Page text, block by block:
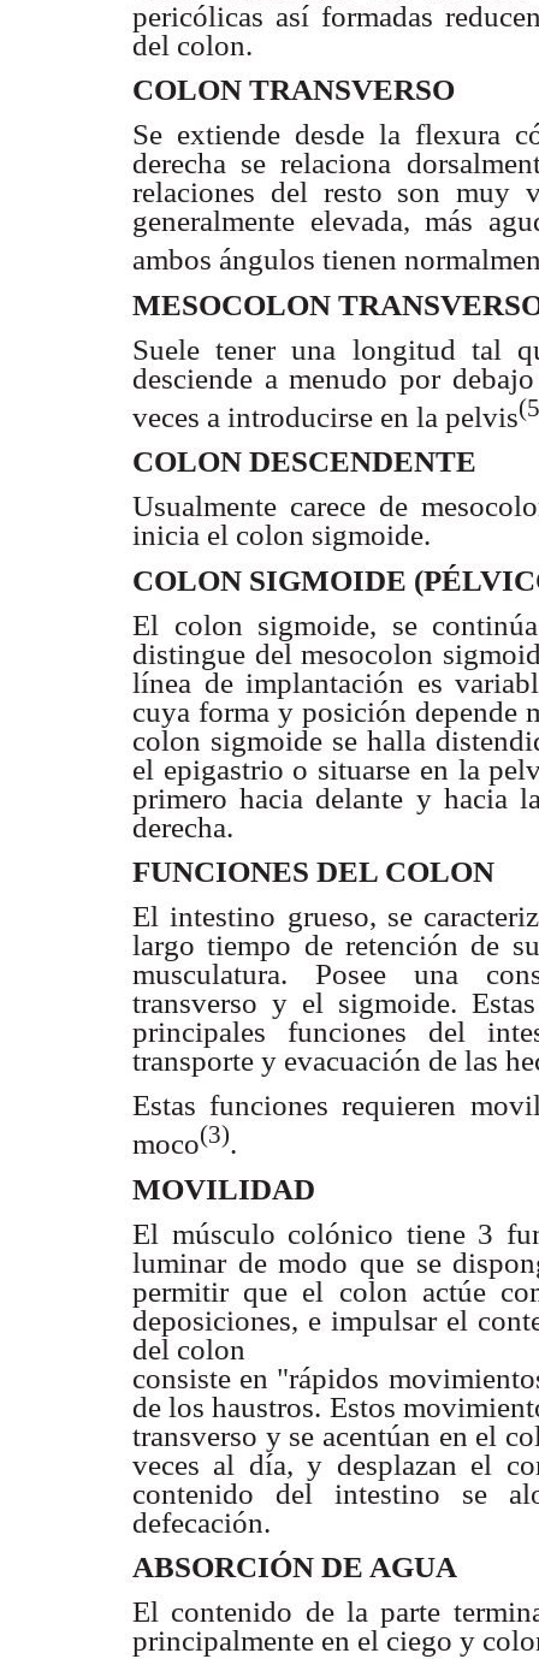
pericólicas así formadas
del colon.
COLON TRANSVERSO
Se extiende desde la flexura
derecha se relaciona
relaciones del resto son muy
generalmente elevada, más
ambos ángulos tienen
MESOCOLON
Suele tener una longitud tal
desciende a menudo por
veces a introducirse en la pelvis
COLON DESCENDENTE
Usualmente carece de
inicia el colon sigmoide.
COLON SIGMOIDE
El colon sigmoide, se
distingue del mesocolon
línea de implantación es
cuya forma y posición depende
colon sigmoide se halla
el epigastrio o situarse en la
primero hacia delante y hacia
derecha.
FUNCIONES DEL COLON
El intestino grueso, se
largo tiempo de retención de
musculatura. Posee una
transverso y el sigmoide.
principales funciones del
transporte y evacuación de las
Estas funciones requieren
moco(3).
MOVILIDAD
El músculo colónico tiene 3
luminar de modo que se
permitir que el colon actúe
deposiciones, e impulsar el
del colon
consiste en "rápidos
de los haustros. Estos
transverso y se acentúan en el
veces al día, y desplazan el
contenido del intestino se
defecación.
ABSORCIÓN DE AGUA
El contenido de la parte
principalmente en el ciego y